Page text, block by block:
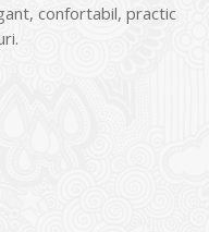
confortabil, practic